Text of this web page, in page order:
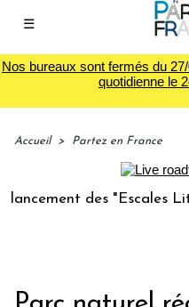
☰
Nos bureaux sont fermés du
quotidienne le
Accueil > Partez en France
des "Escales